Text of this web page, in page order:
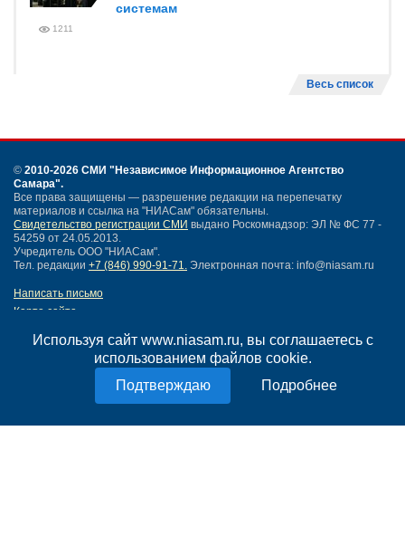
Используя сайт www.niasam.ru, вы соглашаетесь с
использованием файлов cookie.
Подробнее
системам
1211
Весь список
© 2010-2026 СМИ "Независимое Информационное Агентство
Самара".
Все права защищены — разрешение редакции на перепечатку
материалов и ссылка на "НИАСам" обязательны.
Свидетельство регистрации СМИ выдано Роскомнадзор: ЭЛ № ФС 77 -
54259 от 24.05.2013.
Учредитель ООО "НИАСам".
Тел. редакции +7 (846) 990-91-71. Электронная почта: info@niasam.ru
Написать письмо
Карта сайта
Политика конфиденциальности
Согласие на обработку персональных данных